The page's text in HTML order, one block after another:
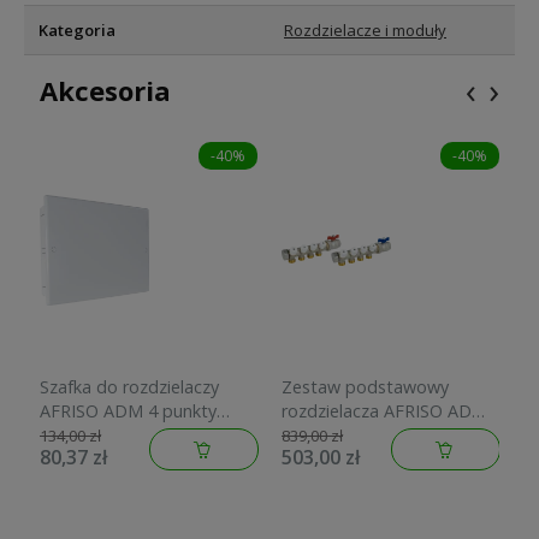
Kategoria Rozdzielacze i moduły
Akcesoria
-40%
Szafka do rozdzielaczy
AFRISO ADM 4 punkty
biała 2230000
134,00 zł
80,37 zł
-40%
Zestaw podstawowy
rozdzielacza AFRISO ADM
214 G1" 4 punkty poboru
2221400
839,00 zł
503,00 zł
‹ ›